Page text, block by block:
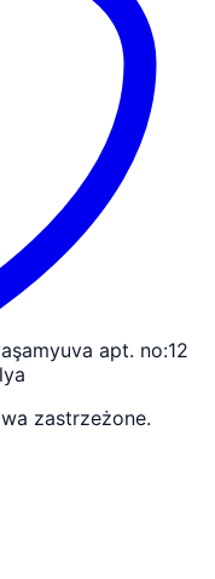
apt. no:12
zastrzeżone.